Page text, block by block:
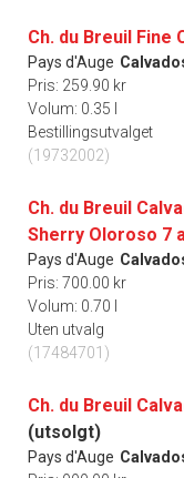
Ch. du Breuil Fine
Pays d'Auge
Pris: 259.90 kr
Volum: 0.35 l
Bestillingsutvalget
(19732002)
Ch. du Breuil
Sherry Oloroso 7
Pays d'Auge
Pris: 700.00 kr
Volum: 0.70 l
Uten utvalg
(17484701)
Ch. du Breuil
(utsolgt)
Pays d'Auge